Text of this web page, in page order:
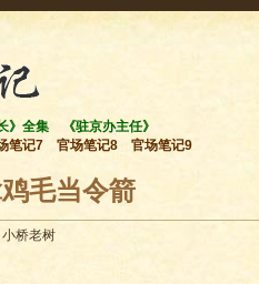
》全集
《驻京办主任》
笔记7 官场笔记8 官场笔记9
毛当令箭
桥老树